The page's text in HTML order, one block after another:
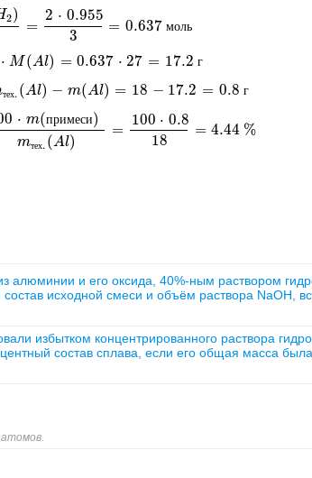
2)
=
2 ⋅ 0.955
3
= 0.637 моль
3= 0.637моль
⋅ M (Al) = 0.637 ⋅ 27 = 17.2 г
0.637⋅27= 17.2г
тех. (Al) − m(Al) = 18 − 17.2 = 0.8 г
(A l)-m( Al)=18-17.2 =0.8г
⋅ m(примеси)
mтех. (Al)
=
100 ⋅ 0.8
18
= 4.44 %
(примеси)mтех.( Al)= 100⋅0.818= 4.44%
алюминии и его оксида, 40%-ным раствором
исходной смеси и объём раствора NaOH,
избытком концентрированного раствора
состав сплава, если его общая масса была